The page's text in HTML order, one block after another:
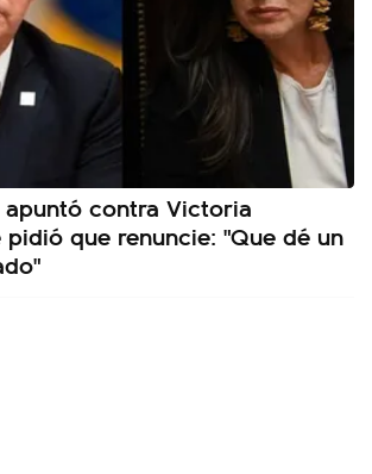
apuntó contra Victoria
que renuncie: "Que dé un